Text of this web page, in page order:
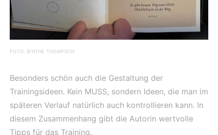
FOTO: BIRTHE THOMPSON
Besonders schön auch die Gestaltung der
Trainingsideen. Kein MUSS, sondern Ideen, die man im
späteren Verlauf natürlich auch kontrollieren kann. In
diesem Zusammenhang gibt die Autorin wertvolle
Tipps für das Training.